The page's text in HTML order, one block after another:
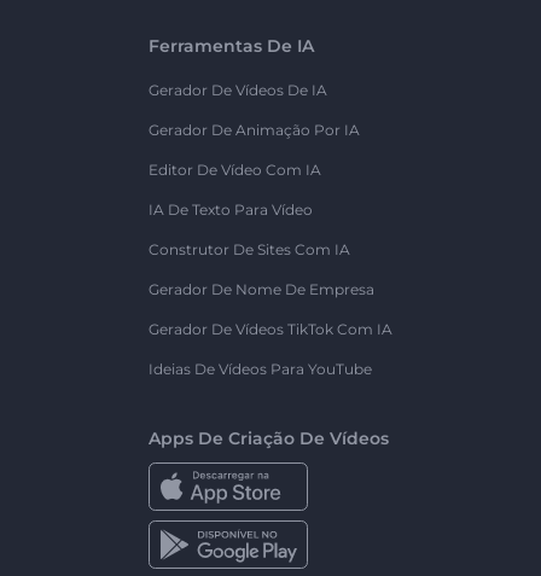
Ferramentas De IA
Gerador De Vídeos De IA
Gerador De Animação Por IA
Editor De Vídeo Com IA
IA De Texto Para Vídeo
Construtor De Sites Com IA
Gerador De Nome De Empresa
Gerador De Vídeos TikTok Com IA
Ideias De Vídeos Para YouTube
Apps De Criação De Vídeos